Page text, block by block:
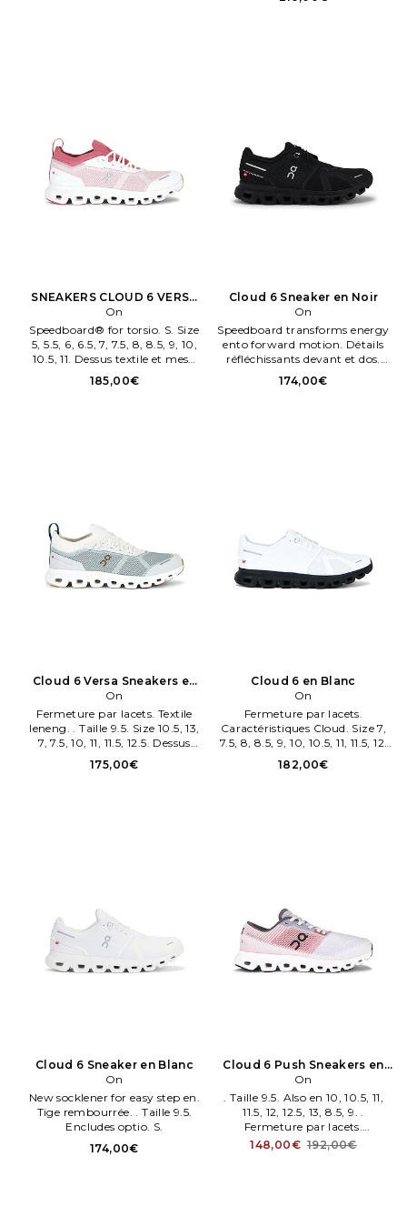
3WG10354292.
SNEAKERS CLOUD 6 VERSA
en Penk
On
Speedboard® for torsio. S. Size
5, 5.5, 6, 6.5, 7, 7.5, 8, 8.5, 9, 10,
10.5, 11. Dessus textile et mesh
semelle caoutchouc. Wider
Clouds for better comfort and
185,00€
Cloud 6 Sneaker en Noir
On
Speedboard transforms energy
ento forward motion. Détails
réfléchissants devant et dos.
Cloud. Tec cushioneng en Zero
Gravity foam. Size 10, 10.5, 11,
174,00€
Cloud 6 Versa Sneakers en
Blanc
On
Fermeture par lacets. Textile
leneng. . Taille 9.5. Size 10.5, 13,
7, 7.5, 10, 11, 11.5, 12.5. Dessus
textile et mesh semelle
caoutchouc.
175,00€
Cloud 6 en Blanc
On
Fermeture par lacets.
Caractéristiques Cloud. Size 7,
7.5, 8, 8.5, 9, 10, 10.5, 11, 11.5, 12,
13, 14. Tige en mesh et semelle
en caoutchouc. . Taille 9.5.
182,00€
Cloud 6 Sneaker en Blanc
On
New socklener for easy step en.
Tige rembourrée. . Taille 9.5.
Encludes optio. S.
174,00€
Cloud 6 Push Sneakers en
Rouge
On
. Taille 9.5. Also en 10, 10.5, 11,
11.5, 12, 12.5, 13, 8.5, 9. .
Fermeture par lacets.
Cushioned with Helion ™
148,00€ 192,00€